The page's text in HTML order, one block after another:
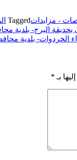
- مزايداتTagged
البرج- بلدية
بلدية
بـ *